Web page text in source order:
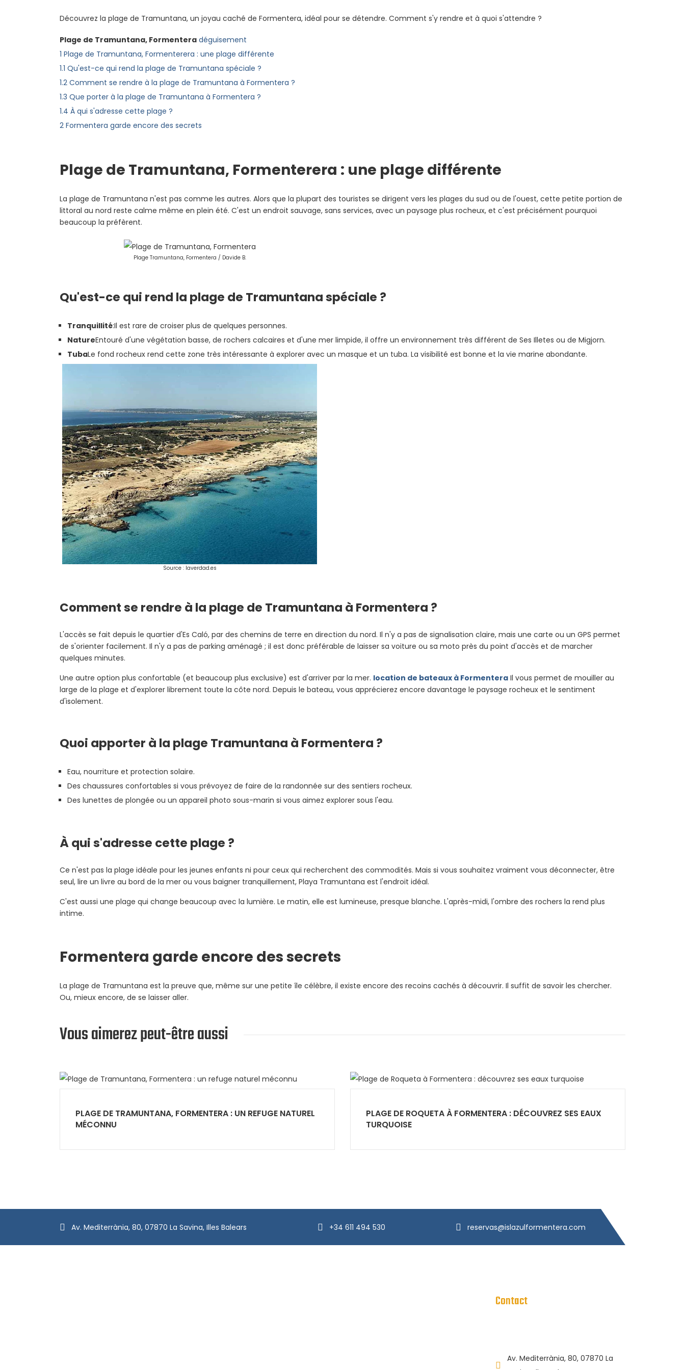
Découvrez la plage de Tramuntana, un joyau caché de Formentera, idéal pour se détendre. Comment s'y rendre et à quoi s'attendre ?
Plage de Tramuntana, Formentera déguisement
1 Plage de Tramuntana, Formenterera : une plage différente
1.1 Qu'est-ce qui rend la plage de Tramuntana spéciale ?
1.2 Comment se rendre à la plage de Tramuntana à Formentera ?
1.3 Que porter à la plage de Tramuntana à Formentera ?
1.4 À qui s'adresse cette plage ?
2 Formentera garde encore des secrets
Plage de Tramuntana, Formenterera : une plage différente
La plage de Tramuntana n'est pas comme les autres. Alors que la plupart des touristes se dirigent vers les plages du sud ou de l'ouest, cette petite portion de
littoral au nord reste calme même en plein été. C'est un endroit sauvage, sans services, avec un paysage plus rocheux, et c'est précisément pourquoi
beaucoup la préfèrent.
Plage Tramuntana, Formentera / Davide B.
Qu'est-ce qui rend la plage de Tramuntana spéciale ?
Tranquillité:Il est rare de croiser plus de quelques personnes.
NatureEntouré d'une végétation basse, de rochers calcaires et d'une mer limpide, il offre un environnement très différent de Ses Illetes ou de Migjorn.
TubaLe fond rocheux rend cette zone très intéressante à explorer avec un masque et un tuba. La visibilité est bonne et la vie marine abondante.
Source : laverdad.es
Comment se rendre à la plage de Tramuntana à Formentera ?
L'accès se fait depuis le quartier d'Es Caló, par des chemins de terre en direction du nord. Il n'y a pas de signalisation claire, mais une carte ou un GPS permet
de s'orienter facilement. Il n'y a pas de parking aménagé ; il est donc préférable de laisser sa voiture ou sa moto près du point d'accès et de marcher
quelques minutes.
Une autre option plus confortable (et beaucoup plus exclusive) est d'arriver par la mer. location de bateaux à Formentera Il vous permet de mouiller au
large de la plage et d'explorer librement toute la côte nord. Depuis le bateau, vous apprécierez encore davantage le paysage rocheux et le sentiment
d'isolement.
Quoi apporter à la plage Tramuntana à Formentera ?
Eau, nourriture et protection solaire.
Des chaussures confortables si vous prévoyez de faire de la randonnée sur des sentiers rocheux.
Des lunettes de plongée ou un appareil photo sous-marin si vous aimez explorer sous l'eau.
À qui s'adresse cette plage ?
Ce n'est pas la plage idéale pour les jeunes enfants ni pour ceux qui recherchent des commodités. Mais si vous souhaitez vraiment vous déconnecter, être
seul, lire un livre au bord de la mer ou vous baigner tranquillement, Playa Tramuntana est l'endroit idéal.
C'est aussi une plage qui change beaucoup avec la lumière. Le matin, elle est lumineuse, presque blanche. L'après-midi, l'ombre des rochers la rend plus
intime.
Formentera garde encore des secrets
La plage de Tramuntana est la preuve que, même sur une petite île célèbre, il existe encore des recoins cachés à découvrir. Il suffit de savoir les chercher.
Ou, mieux encore, de se laisser aller.
Vous aimerez peut-être aussi
PLAGE DE TRAMUNTANA, FORMENTERA : UN REFUGE NATUREL
MÉCONNU
PLAGE DE ROQUETA À FORMENTERA : DÉCOUVREZ SES EAUX
TURQUOISE
Av. Mediterrània, 80, 07870 La Savina, Illes Balears +34 611 494 530 reservas@islazulformentera.com
Contact
Av. Mediterrània, 80, 07870 La